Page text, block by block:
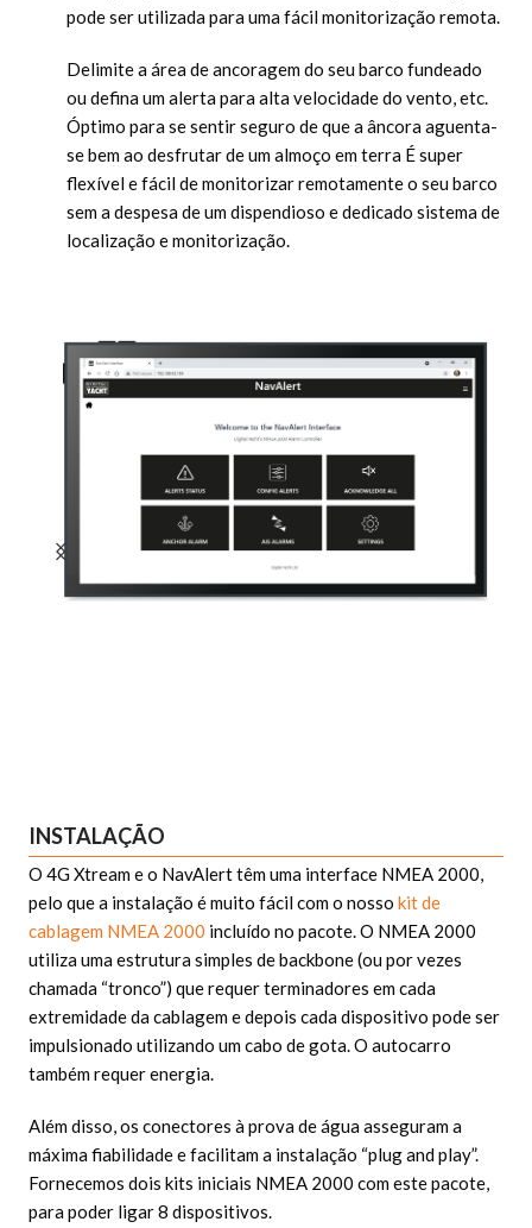
pode ser utilizada para uma fácil monitorização remota.
Delimite a área de ancoragem do seu barco fundeado
ou defina um alerta para alta velocidade do vento, etc.
Óptimo para se sentir seguro de que a âncora aguenta-
se bem ao desfrutar de um almoço em terra É super
flexível e fácil de monitorizar remotamente o seu barco
sem a despesa de um dispendioso e dedicado sistema de
localização e monitorização.
INSTALAÇÃO
O 4G Xtream e o NavAlert têm uma interface NMEA 2000,
pelo que a instalação é muito fácil com o nosso kit de
cablagem NMEA 2000 incluído no pacote. O NMEA 2000
utiliza uma estrutura simples de backbone (ou por vezes
chamada “tronco”) que requer terminadores em cada
extremidade da cablagem e depois cada dispositivo pode ser
impulsionado utilizando um cabo de gota. O autocarro
também requer energia.
Além disso, os conectores à prova de água asseguram a
máxima fiabilidade e facilitam a instalação “plug and play”.
Fornecemos dois kits iniciais NMEA 2000 com este pacote,
para poder ligar 8 dispositivos.